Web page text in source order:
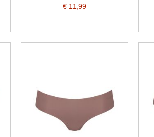
€ 11,99